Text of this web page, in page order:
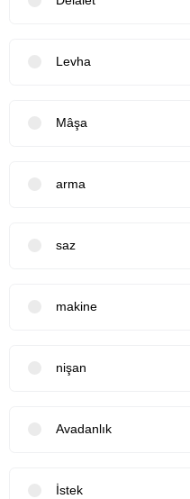
Levha
Mâşa
arma
saz
makine
nişan
Avadanlık
İstek